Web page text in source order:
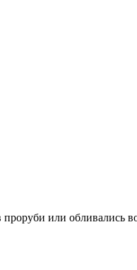
или обливались